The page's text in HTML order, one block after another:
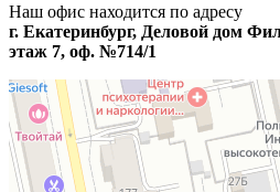
Наш офис находится по адресу
г. Екатеринбург, Деловой дом
этаж 7, оф. №714/1